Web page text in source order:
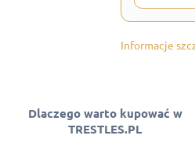
Informacje
Dlaczego warto kupować w
TRESTLES.PL